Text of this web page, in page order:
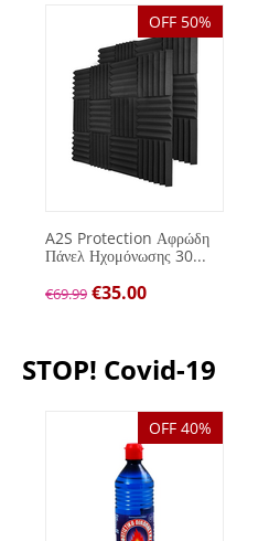
OFF 50%
A2S Protection Αφρώδη
Πάνελ Ηχομόνωσης 30...
€69.99 €35.00
STOP! Covid-19
OFF 40%